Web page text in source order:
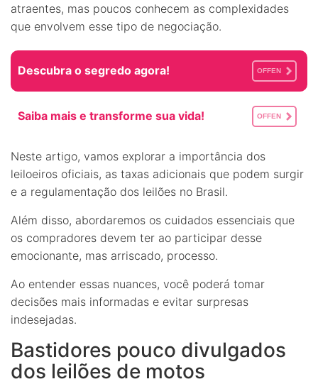
atraentes, mas poucos conhecem as complexidades
que envolvem esse tipo de negociação.
Descubra o segredo agora! OFFEN
Saiba mais e transforme sua vida! OFFEN
Neste artigo, vamos explorar a importância dos
leiloeiros oficiais, as taxas adicionais que podem surgir
e a regulamentação dos leilões no Brasil.
Além disso, abordaremos os cuidados essenciais que
os compradores devem ter ao participar desse
emocionante, mas arriscado, processo.
Ao entender essas nuances, você poderá tomar
decisões mais informadas e evitar surpresas
indesejadas.
Bastidores pouco divulgados
dos leilões de motos